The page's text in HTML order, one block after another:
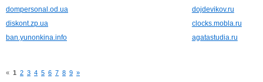
dompersonal.od.ua
dojdevikov.ru
diskont.zp.ua
clocks.mobla.ru
ban.yunonkina.info
agatastudia.ru
« 1 2 3 4 5 6 7 8 9 »